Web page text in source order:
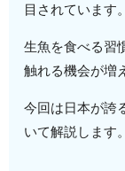
目されています。
生魚を食べる習
触れる機会が増
今回は日本が誇
いて解説します。